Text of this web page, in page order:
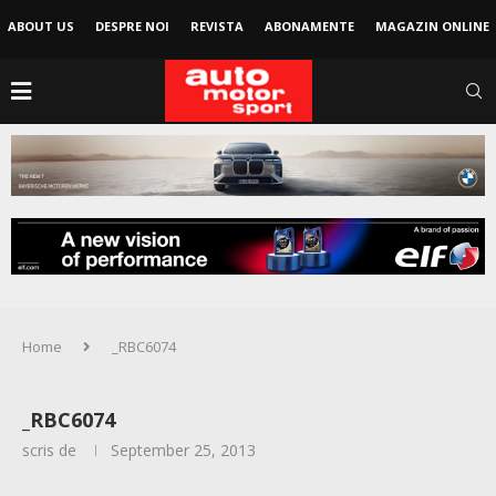
ABOUT US DESPRE NOI REVISTA ABONAMENTE MAGAZIN ONLINE
Home _RBC6074
_RBC6074
scris de September 25, 2013